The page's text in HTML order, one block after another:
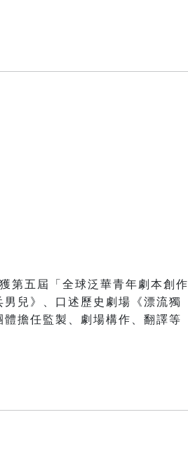
第五屆「全球泛華青年劇本創作
兒》、口述歷史劇場《漂流獨
擔任監製、劇場構作、翻譯等